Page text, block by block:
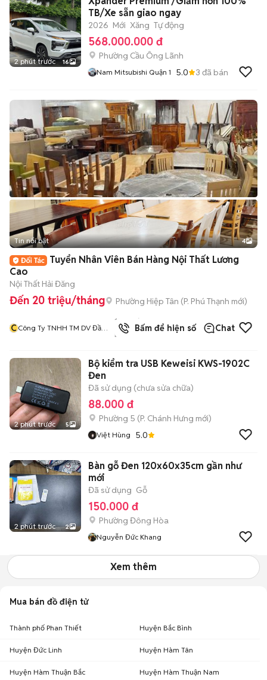
2 phút trước 16
TB/Xe sẵn giao ngay
2026 Mới Xăng Tự động
568.000.000 đ
Phường Cầu Ông Lãnh
Nam Mitsubishi Quận 1 5.0 3 đã bán
Tin nổi bật 4
Tuyển Nhân Viên Bán Hàng Nội Thất Lương
Cao
Nội Thất Hải Đăng
Đến 20 triệu/tháng Phường Hiệp Tân (P. Phú Thạnh mới)
CCông Ty TNHH TM DV Đầu
1244
đã
bán
Bấm để hiện số Chat
2 phút trước 5
Bộ kiểm tra USB Keweisi KWS-1902C
Đen
Đã sử dụng (chưa sửa chữa)
88.000 đ
Phường 5 (P. Chánh Hưng mới)
Việt Hùng 5.0
2 phút trước 2
Bàn gỗ Đen 120x60x35cm gần như
mới
Đã sử dụng Gỗ
150.000 đ
Phường Đông Hòa
Nguyễn Đức Khang
Xem thêm
Mua bán đồ điện tử
Thành phố Phan Thiết Huyện Bắc Bình
Huyện Đức Linh Huyện Hàm Tân
Huyện Hàm Thuận Bắc Huyện Hàm Thuận Nam